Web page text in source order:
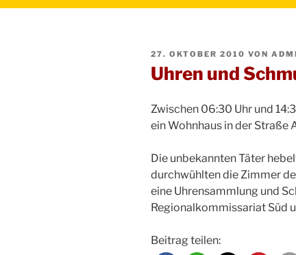
VERÖFFENTLICHT
27. OKTOBER 2010 VON
Uhren und
Zwischen 06:30 Uhr und
ein Wohnhaus in der Straße
Die unbekannten Täter
durchwühlten die Zimmer
eine Uhrensammlung und
Regionalkommissariat Süd
Beitrag teilen: